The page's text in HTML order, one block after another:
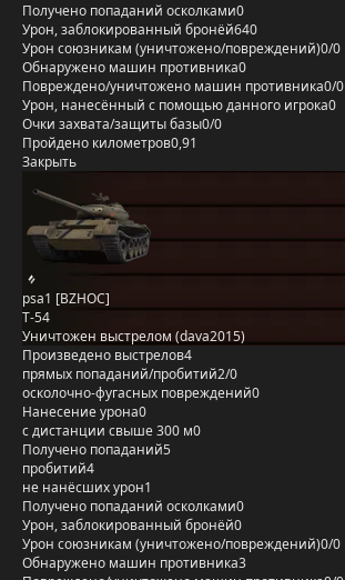
Получено попаданий осколками0
Урон, заблокированный бронёй640
Урон союзникам (уничтожено/повреждений)0/0
Обнаружено машин противника0
Повреждено/уничтожено машин противника0/0
Урон, нанесённый с помощью данного игрока0
Очки захвата/защиты базы0/0
Пройдено километров0,91
Закрыть
psa1 [BZHOC]
Т-54
Уничтожен выстрелом (dava2015)
Произведено выстрелов4
прямых попаданий/пробитий2/0
осколочно-фугасных повреждений0
Нанесение урона0
с дистанции свыше 300 м0
Получено попаданий5
пробитий4
не нанёсших урон1
Получено попаданий осколками0
Урон, заблокированный бронёй0
Урон союзникам (уничтожено/повреждений)0/0
Обнаружено машин противника3